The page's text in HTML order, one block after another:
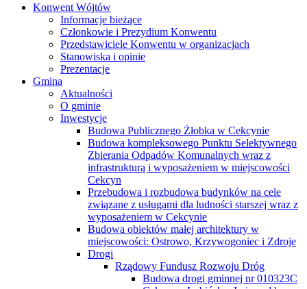
Konwent Wójtów
Informacje bieżące
Członkowie i Prezydium Konwentu
Przedstawiciele Konwentu w organizacjach
Stanowiska i opinie
Prezentacje
Gmina
Aktualności
O gminie
Inwestycje
Budowa Publicznego Żłobka w Cekcynie
Budowa kompleksowego Punktu Selektywnego
Zbierania Odpadów Komunalnych wraz z
infrastrukturą i wyposażeniem w miejscowości
Cekcyn
Przebudowa i rozbudowa budynków na cele
związane z usługami dla ludności starszej wraz z
wyposażeniem w Cekcynie
Budowa obiektów małej architektury w
miejscowości: Ostrowo, Krzywogoniec i Zdroje
Drogi
Rządowy Fundusz Rozwoju Dróg
Budowa drogi gminnej nr 010323C